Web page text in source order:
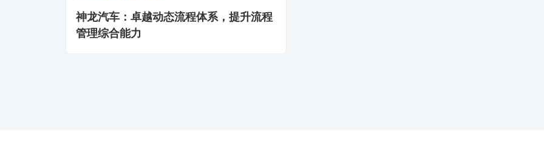
神龙汽车：卓越动态流程体系，提升流程
管理综合能力